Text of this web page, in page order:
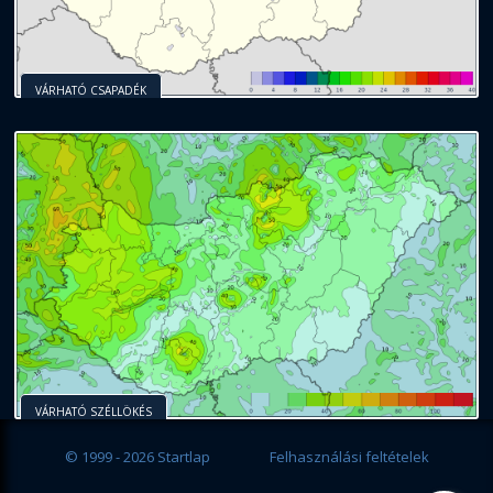
VÁRHATÓ CSAPADÉK
VÁRHATÓ SZÉLLÖKÉS
© 1999 - 2026 Startlap Felhasználási feltételek